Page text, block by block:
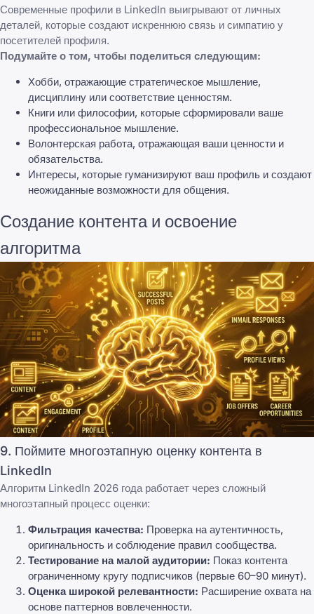
Современные профили в LinkedIn выигрывают от личных
деталей, которые создают искреннюю связь и симпатию у
посетителей профиля.
Подумайте о том, чтобы поделиться следующим:
Хобби, отражающие стратегическое мышление,
дисциплину или соответствие ценностям.
Книги или философии, которые сформировали ваше
профессиональное мышление.
Волонтерская работа, отражающая ваши ценности и
обязательства.
Интересы, которые гуманизируют ваш профиль и создают
неожиданные возможности для общения.
Создание контента и освоение
алгоритма
9. Поймите многоэтапную оценку контента в
LinkedIn
Алгоритм LinkedIn 2026 года работает через сложный
многоэтапный процесс оценки:
Фильтрация качества: Проверка на аутентичность,
оригинальность и соблюдение правил сообщества.
Тестирование на малой аудитории: Показ контента
ограниченному кругу подписчиков (первые 60–90 минут).
Оценка широкой релевантности: Расширение охвата на
основе паттернов вовлеченности.